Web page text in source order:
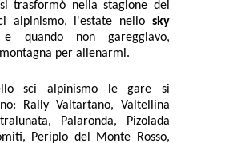
trasformò nella stagione dei
alpinismo, l'estate nello sky
quando non gareggiavo,
per allenarmi.
sci alpinismo le gare si
Rally Valtartano, Valtellina
Palaronda, Pizolada
Periplo del Monte Rosso,